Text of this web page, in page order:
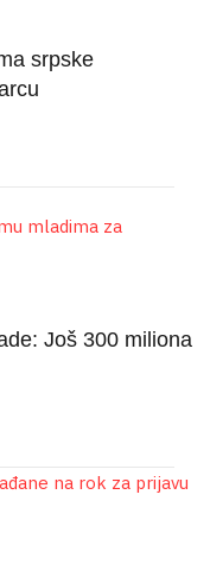
srpske
Još 300 miliona